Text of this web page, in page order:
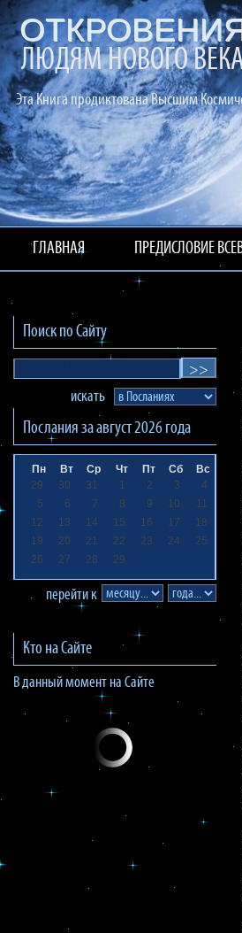
ЛЮДЯМ НОВОГО
Эта Книга продиктована Высшим
ГЛАВНАЯ ПРЕДИСЛОВИЕ
Поиск по Сайту
искать
Послания заавгуст 2026 года
Пн Вт Ср Чт Пт Сб
Вс
29
30 31 1 2 3
4
5
6 7 8 9 10
11
12
13 14 15 16 17
18
19
20 21 22 23 24
25
26
27 28 29
перейти к
Кто на Сайте
В данный момент на Сайте